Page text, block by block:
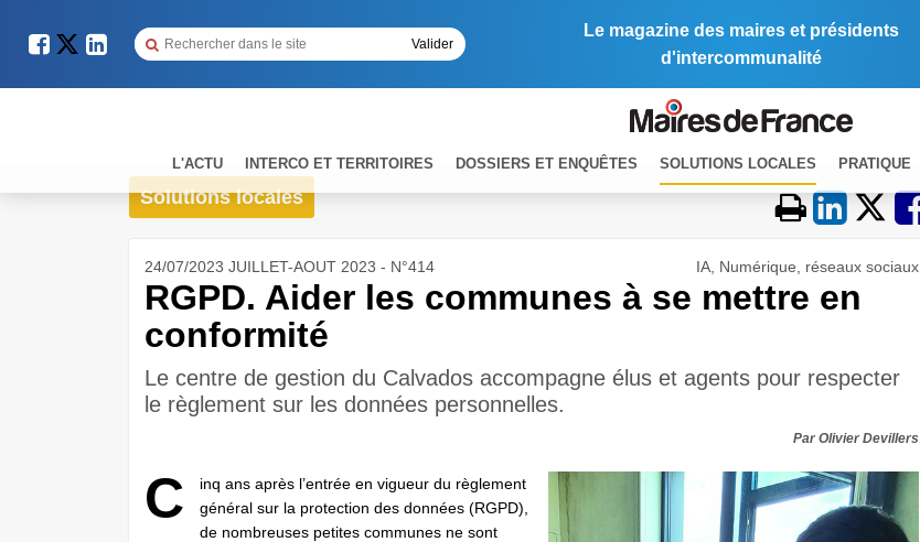
Le magazine des maires et présidents
d'intercommunalité
L'ACTU INTERCO ET TERRITOIRES DOSSIERS ET ENQUÊTES SOLUTIONS LOCALES PRATIQUE
Solutions locales
24/07/2023 JUILLET-AOUT 2023 - N°414 IA, Numérique, réseaux sociaux
RGPD. Aider les communes à se mettre en
conformité
Le centre de gestion du Calvados accompagne élus et agents pour respecter
le règlement sur les données personnelles.
Par Olivier Devillers
C
inq ans après l’entrée en vigueur du règlement
général sur la protection des données (RGPD),
de nombreuses petites communes ne sont